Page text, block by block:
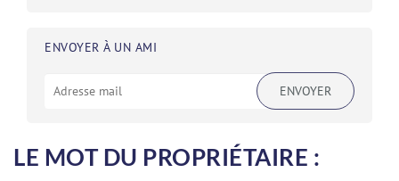
ENVOYER À UN AMI
ENVOYER
LE MOT DU PROPRIÉTAIRE :